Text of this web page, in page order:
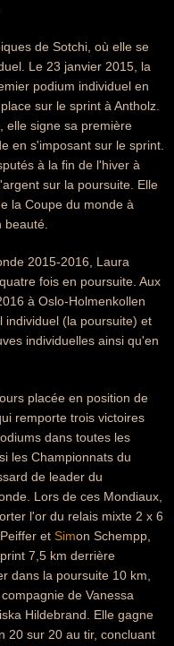
de Sotchi, où elle se
Le 23 janvier 2015, la
podium individuel en
sur le sprint à Antholz.
elle signe sa première
en s'imposant sur le sprint.
à la fin de l'hiver à
sur la poursuite. Elle
la Coupe du monde à
2015-2016, Laura
fois en poursuite. Aux
à Oslo-Holmenkollen
individuel (la poursuite) et
individuelles ainsi qu'en
placée en position de
remporte trois victoires
dans toutes les
les Championnats du
de leader du
Lors de ces Mondiaux,
l'or du relais mixte 2 x 6
et Simon Schempp,
7,5 km derrière
dans la poursuite 10 km,
de Vanessa
Hildebrand. Elle gagne
20 sur 20 au tir, concluant